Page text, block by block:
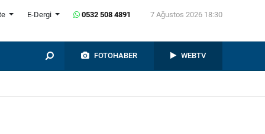
E-Dergi 0532 508 4891 7 Ağustos 2026 18:30
FOTOHABER WEBTV